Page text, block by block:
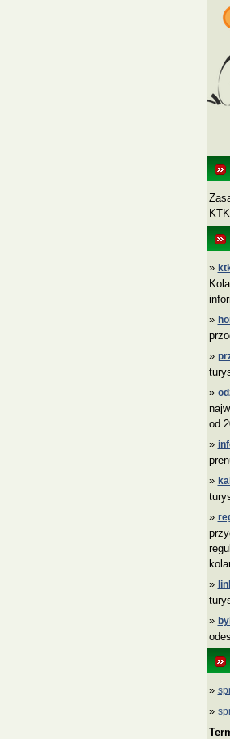
»
»
»
»
od
»
»
»
»
»
»
»